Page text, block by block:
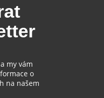
my vám
o
na našem